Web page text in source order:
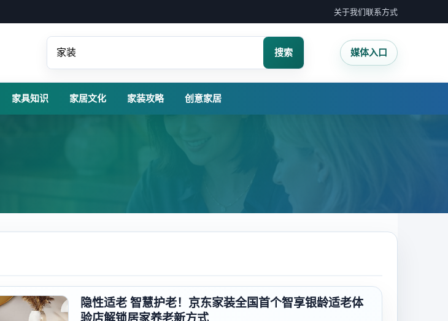
关于我们联系方式
搜索 媒体入口
家具知识 家居文化 家装攻略 创意家居
隐性适老 智慧护老！京东家装全国首个智享银龄适老体
验店解锁居家养老新方式